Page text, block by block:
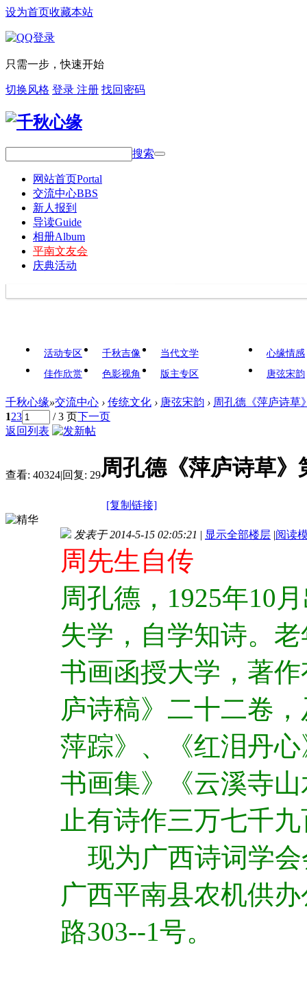
设为首页收藏本站
只需一步，快速开始
切换风格 登录 注册 找回密码
搜索
网站首页Portal
交流中心BBS
新人报到
导读Guide
相册Album
平南文友会
庆典活动
活动专区 千秋吉像
当代文学
佳作欣赏
色影视角 版主专区
心缘情感
唐弦宋韵
千秋心缘»交流中心 › 传统文化 › 唐弦宋韵 › 周孔德《萍庐诗草
123 / 3 页下一页
返回列表
查看: 40324|回复: 29周孔德《萍庐诗草》
[复制链接]
发表于 2014-5-15 02:05:21 | 显示全部楼层 |阅读
周先生自传
周孔德，1925年10
失学，自学知诗。
书画函授大学，著
庐诗稿》二十二卷
萍踪》、《红泪丹
书画集》《云溪寺
止有诗作三万七千
现为广西诗词学会
广西平南县农机供
路303--1号。